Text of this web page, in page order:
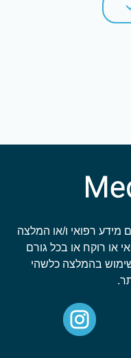
מידע רפואי ו/או המלצה
או רוקח או בכל גורם
בהמלצה כלשהי